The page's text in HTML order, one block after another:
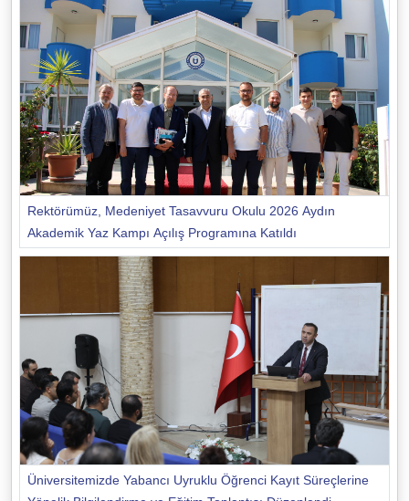
Rektörümüz, Medeniyet Tasavvuru Okulu 2026 Aydın
Akademik Yaz Kampı Açılış Programına Katıldı
Üniversitemizde Yabancı Uyruklu Öğrenci Kayıt Süreçlerine